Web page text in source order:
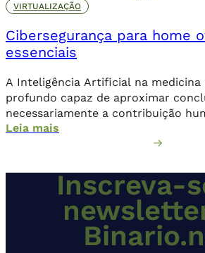
VIRTUALIZAÇÃO
Cibersegurança para home
essenciais
A Inteligência Artificial na medicina
profundo capaz de aproximar
necessariamente a contribuição
direta.
Leia mais
Inscreva-